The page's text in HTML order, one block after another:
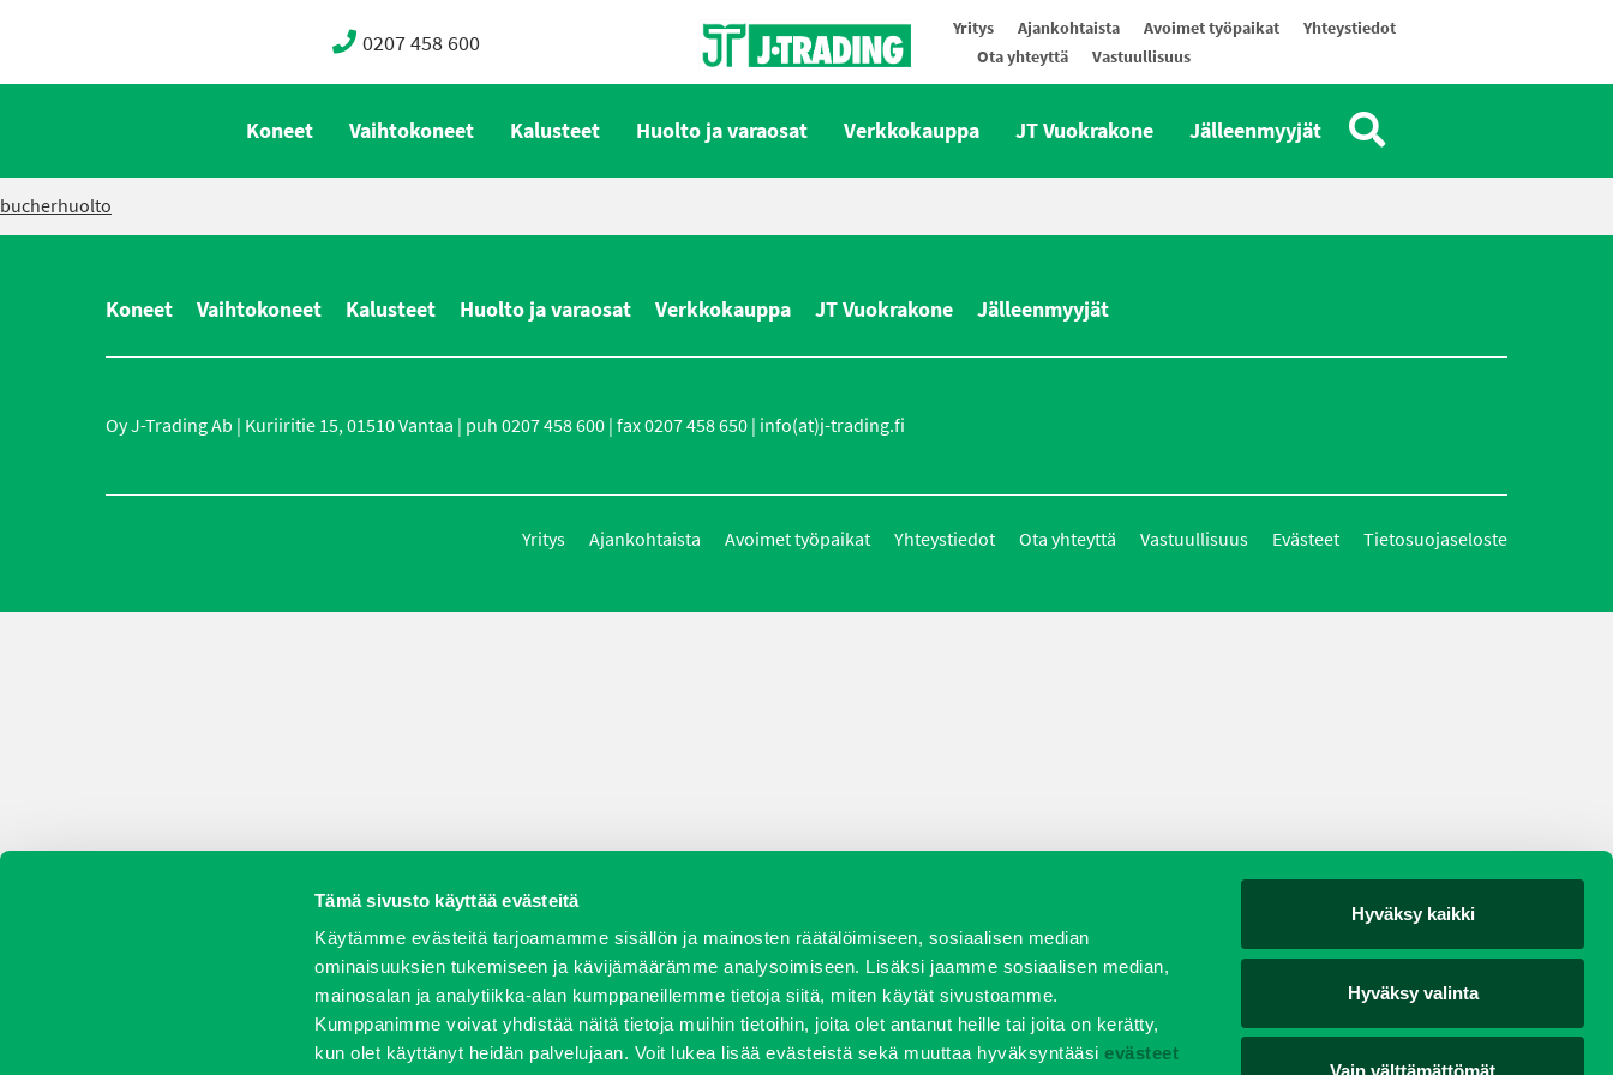
Tämä sivusto käyttää evästeitä
Käytämme evästeitä tarjoamamme sisällön ja mainosten räätälöimiseen, sosiaalisen median
ominaisuuksien tukemiseen ja kävijämäärämme analysoimiseen. Lisäksi jaamme sosiaalisen median,
mainosalan ja analytiikka-alan kumppaneillemme tietoja siitä, miten käytät sivustoamme.
Kumppanimme voivat yhdistää näitä tietoja muihin tietoihin, joita olet antanut heille tai joita on kerätty,
kun olet käyttänyt heidän palvelujaan. Voit lukea lisää evästeistä sekä muuttaa hyväksyntääsi evästeet
Hyväksy kaikki
Hyväksy valinta
Vain välttämättömät
0207 458 600 Yritys Ajankohtaista Avoimet työpaikat
Yhteystiedot
Ota yhteyttä
Vastuullisuus
Koneet Vaihtokoneet Kalusteet Huolto ja varaosat Verkkokauppa JT Vuokrakone Jälleenmyyjät
bucherhuolto
Koneet Vaihtokoneet Kalusteet Huolto ja varaosat Verkkokauppa JT Vuokrakone Jälleenmyyjät
Oy J-Trading Ab | Kuriiritie 15, 01510 Vantaa | puh 0207 458 600 | fax 0207 458 650 | info(at)j-trading.fi
Yritys Ajankohtaista Avoimet työpaikat Yhteystiedot Ota yhteyttä Vastuullisuus Evästeet Tietosuojaseloste